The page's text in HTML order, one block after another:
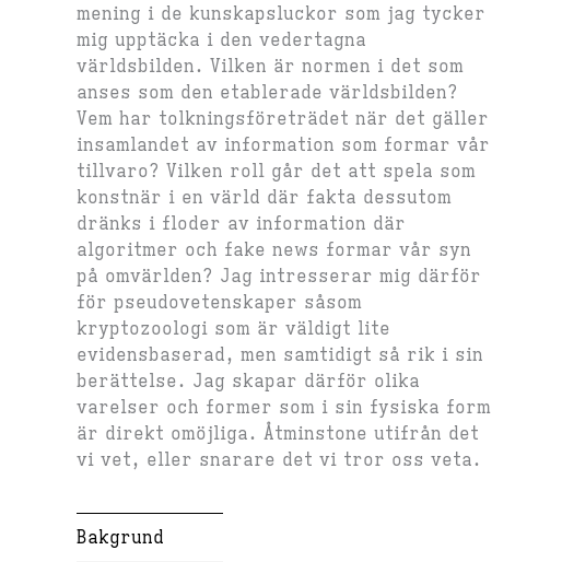
mening i de kunskapsluckor som jag tycker
mig upptäcka i den vedertagna
världsbilden. Vilken är normen i det som
anses som den etablerade världsbilden?
Vem har tolkningsföreträdet när det gäller
insamlandet av information som formar vår
tillvaro? Vilken roll går det att spela som
konstnär i en värld där fakta dessutom
dränks i floder av information där
algoritmer och fake news formar vår syn
på omvärlden? Jag intresserar mig därför
för pseudovetenskaper såsom
kryptozoologi som är väldigt lite
evidensbaserad, men samtidigt så rik i sin
berättelse. Jag skapar därför olika
varelser och former som i sin fysiska form
är direkt omöjliga. Åtminstone utifrån det
vi vet, eller snarare det vi tror oss veta.
Bakgrund